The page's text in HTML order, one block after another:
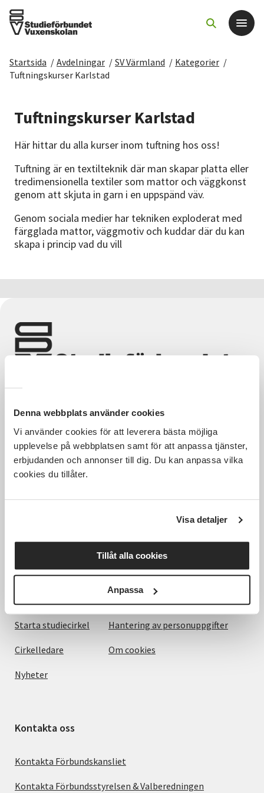
Denna webbplats använder cookies
Vi använder cookies för att leverera bästa möjliga
upplevelse på webbplatsen samt för att anpassa tjänster,
erbjudanden och annonser till dig. Du kan anpassa vilka
cookies du tillåter.
Visa detaljer
Tillåt alla cookies
Anpassa
Det här gör vi
För dig som
Sök kurser och evenemang
Om SV
Cirkelledare
Lyssna
Startsida / Avdelningar / SV Värmland / Kategorier /
Tuftningskurser Karlstad
Tuftningskurser Karlstad
Här hittar du alla kurser inom tuftning hos oss!
Tuftning är en textilteknik där man skapar platta eller
tredimensionella textiler som mattor och väggkonst
genom att skjuta in garn i en uppspänd väv.
Genom sociala medier har tekniken exploderat med
färgglada mattor, väggmotiv och kuddar där du kan
skapa i princip vad du vill
Hela Sveriges studieförbund - Vi är en central
samhällsaktör som bidrar till demokrati och
delaktighet, positiv och hållbar utveckling för
människor, miljö och samhällen.
För dig som
Starta studiecirkel
Cirkelledare
Nyheter
Om webbplatsen
Villkor och information
SVs Integritetspolicy, GDPR
Hantering av personuppgifter
Om cookies
Kontakta oss
Kontakta Förbundskansliet
Kontakta Förbundsstyrelsen & Valberedningen